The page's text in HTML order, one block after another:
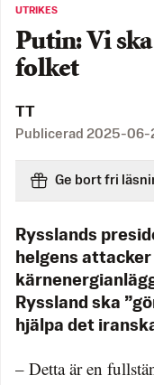
UTRIKES
Putin: Vi
folket
TT
Publicerad 2025-06-
Ge bort fri
Rysslands
helgens
Ryssland ska
hjälpa det
– Detta är en